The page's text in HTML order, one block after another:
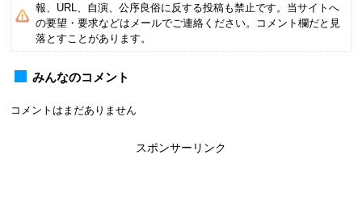
報、URL、自演、公序良俗に反する投稿も禁止です。当サイトへ
の要望・要求などはメールでご連絡ください。コメント欄だと見
落とすことがあります。
みんなのコメント
コメントはまだありません
スポンサーリンク